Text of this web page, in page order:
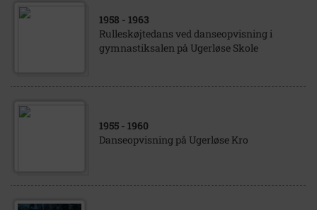
1958 - 1963
Rulleskøjtedans ved danseopvisning i
gymnastiksalen på Ugerløse Skole
1955 - 1960
Danseopvisning på Ugerløse Kro